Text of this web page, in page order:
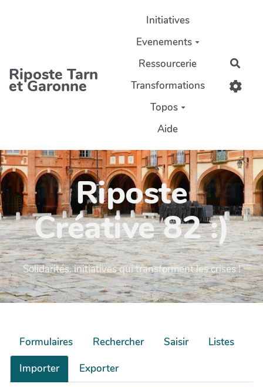
Riposte Tarn
et Garonne
Initiatives
Evenements
Ressourcerie
Transformations
Topos
Aide
Riposte
Créative 82 :)
Solidarités, initiatives qui transforment les crises !
Formulaires Rechercher Saisir
Listes
Importer
Exporter